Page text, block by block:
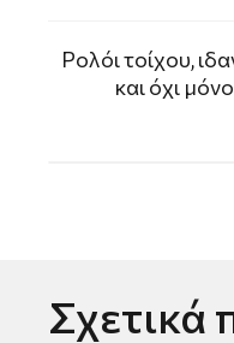
Ρολόι τοίχου,
και όχι
Σχετικά